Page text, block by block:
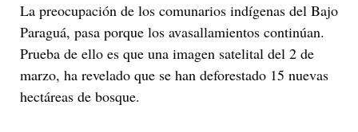
La preocupación de los comunarios indígenas del Bajo
Paraguá, pasa porque los avasallamientos continúan.
Prueba de ello es que una imagen satelital del 2 de
marzo, ha revelado que se han deforestado 15 nuevas
hectáreas de bosque.